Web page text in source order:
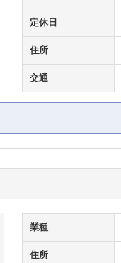
定休日
住所
交通
業種
住所